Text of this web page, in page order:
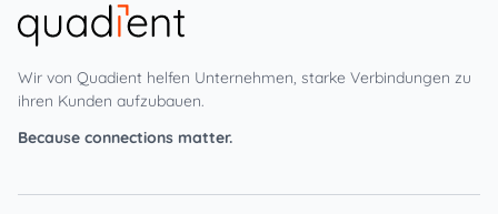
Wir von Quadient helfen Unternehmen, starke Verbindungen zu
ihren Kunden aufzubauen.
Because connections matter.